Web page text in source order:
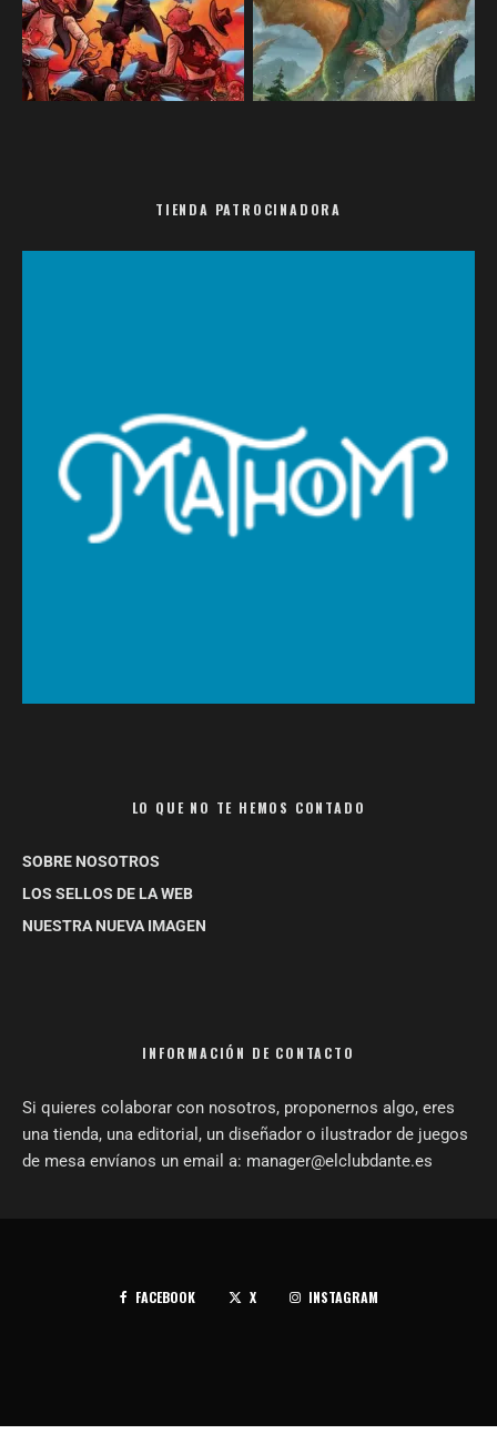
TIENDA PATROCINADORA
LO QUE NO TE HEMOS CONTADO
SOBRE NOSOTROS
LOS SELLOS DE LA WEB
NUESTRA NUEVA IMAGEN
INFORMACIÓN DE CONTACTO
Si quieres colaborar con nosotros, proponernos algo, eres
una tienda, una editorial, un diseñador o ilustrador de juegos
de mesa envíanos un email a: manager@elclubdante.es
FACEBOOK X INSTAGRAM